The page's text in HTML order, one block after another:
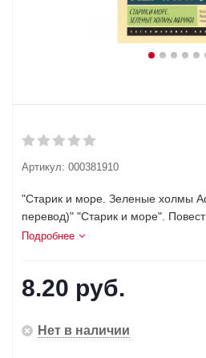
Артикул: 000381910
"Старик и море. Зеленые холмы
перевод)" "Старик и море".
Подробнее
8.20 руб.
Нет в наличии